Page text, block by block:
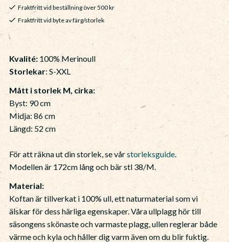
Fraktfritt vid beställning över 500 kr
Fraktfritt vid byte av färg/storlek
Kvalité: 100% Merinoull
Storlekar: S-XXL
Mått i storlek M, cirka:
Byst: 90 cm
Midja: 86 cm
Längd: 52 cm
För att räkna ut din storlek, se vårstorleksguide.
Modellen är 172cm lång och bär stl 38/M.
Material:
Koftan är tillverkat i 100% ull, ett naturmaterial som vi
älskar för dess härliga egenskaper. Våra ullplagg hör till
säsongens skönaste och varmaste plagg, ullen reglerar både
värme och kyla och håller dig varm även om du blir fuktig.